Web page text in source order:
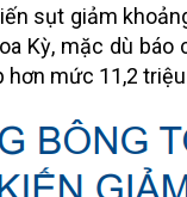
sụt giảm
Kỳ, mặc dù
mức 11,2